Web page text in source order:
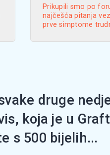
Prikupili smo po
najčešća pitanja
prve simptome
druge
koja je u
s 500 bijelih...